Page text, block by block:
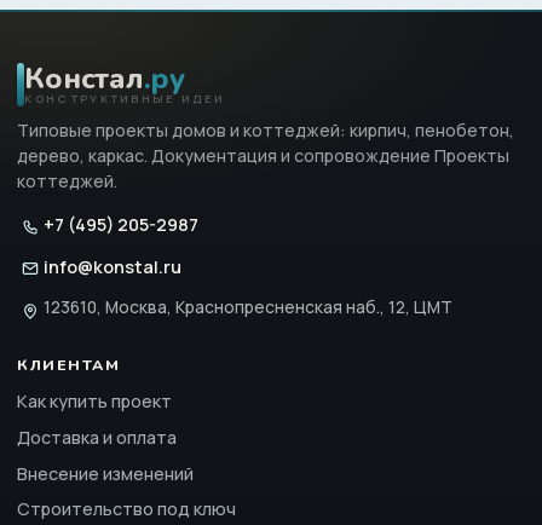
Констал.ру
КОНСТРУКТИВНЫЕ ИДЕИ
Типовые проекты домов и коттеджей: кирпич, пенобетон,
дерево, каркас. Документация и сопровождение Проекты
коттеджей.
+7 (495) 205-2987
info@konstal.ru
123610, Москва, Краснопресненская наб., 12, ЦМТ
КЛИЕНТАМ
Как купить проект
Доставка и оплата
Внесение изменений
Строительство под ключ